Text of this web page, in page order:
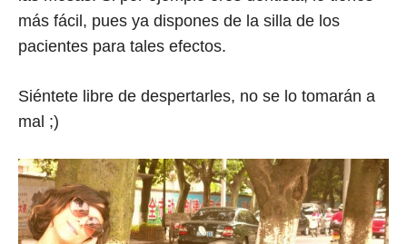
más fácil, pues ya dispones de la silla de los
pacientes para tales efectos.
Siéntete libre de despertarles, no se lo tomarán a
mal ;)